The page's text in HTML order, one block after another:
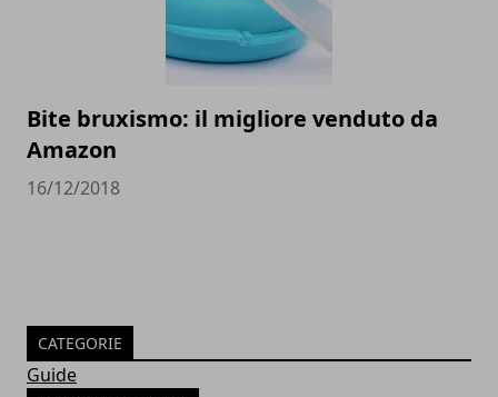
Bite bruxismo: il migliore venduto da
Amazon
16/12/2018
CATEGORIE
Guide